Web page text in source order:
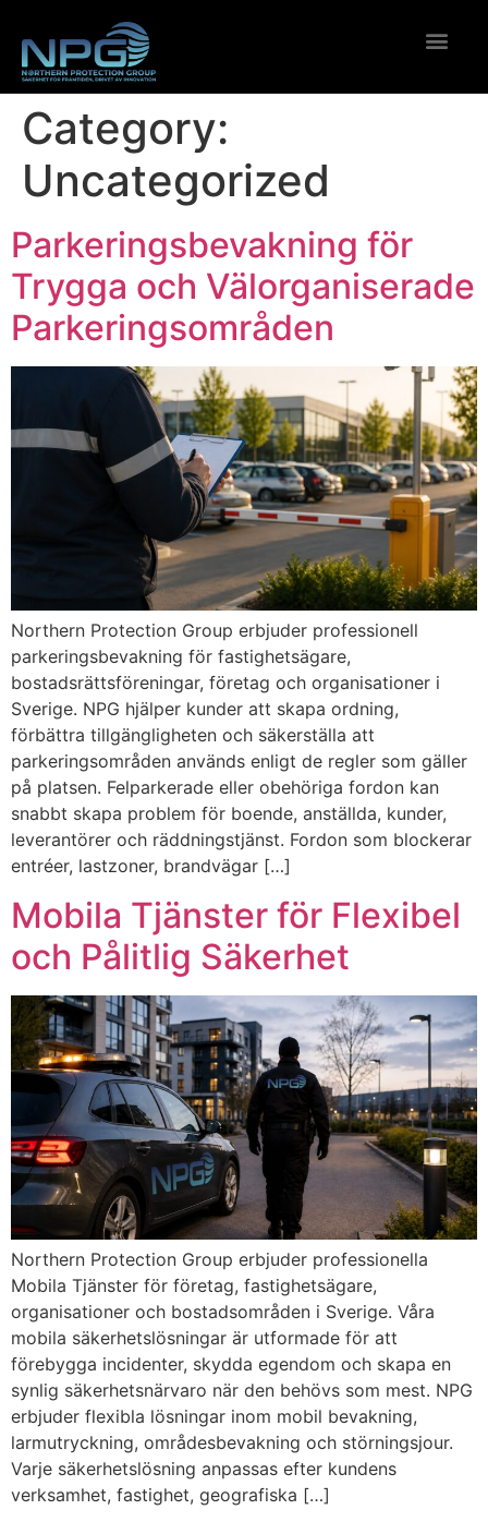
Category:
Uncategorized
Parkeringsbevakning för
Trygga och Välorganiserade
Parkeringsområden
Northern Protection Group erbjuder professionell
parkeringsbevakning för fastighetsägare,
bostadsrättsföreningar, företag och organisationer i
Sverige. NPG hjälper kunder att skapa ordning,
förbättra tillgängligheten och säkerställa att
parkeringsområden används enligt de regler som gäller
på platsen. Felparkerade eller obehöriga fordon kan
snabbt skapa problem för boende, anställda, kunder,
leverantörer och räddningstjänst. Fordon som blockerar
entréer, lastzoner, brandvägar […]
Mobila Tjänster för Flexibel
och Pålitlig Säkerhet
Northern Protection Group erbjuder professionella
Mobila Tjänster för företag, fastighetsägare,
organisationer och bostadsområden i Sverige. Våra
mobila säkerhetslösningar är utformade för att
förebygga incidenter, skydda egendom och skapa en
synlig säkerhetsnärvaro när den behövs som mest. NPG
erbjuder flexibla lösningar inom mobil bevakning,
larmutryckning, områdesbevakning och störningsjour.
Varje säkerhetslösning anpassas efter kundens
verksamhet, fastighet, geografiska […]